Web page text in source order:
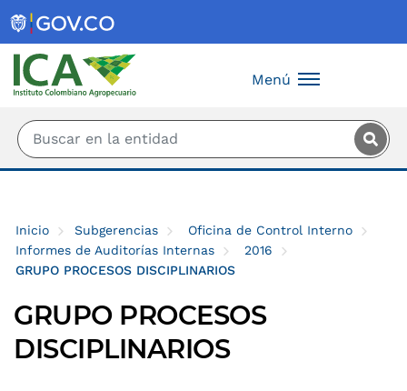
Menú
Inicio Subgerencias
Oficina de Control Interno
Informes de Auditorías Internas
2016
GRUPO PROCESOS DISCIPLINARIOS
GRUPO PROCESOS
DISCIPLINARIOS